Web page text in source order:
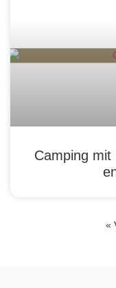
Camping mit
«